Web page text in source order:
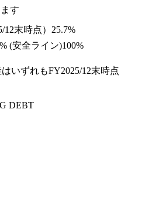
す
12末時点） 25.7%
% (安全ライン)100%
いずれもFY2025/12末時点
DEBT